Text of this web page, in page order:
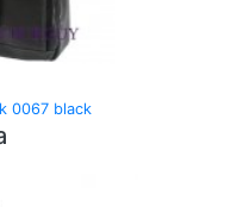
0067 black